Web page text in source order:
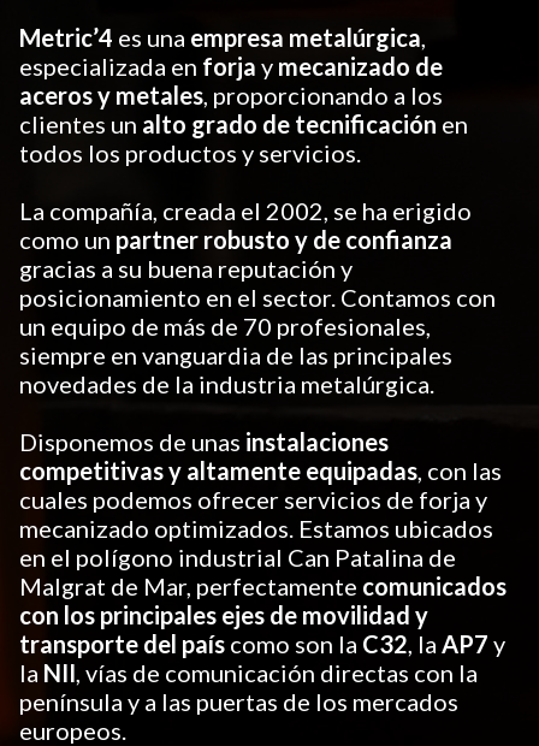
Metric’4 es una empresa metalúrgica,
especializada en forja y mecanizado de
aceros y metales, proporcionando a los
clientes un alto grado de tecnificación en
todos los productos y servicios.
La compañía, creada el 2002, se ha erigido
como un partner robusto y de confianza
gracias a su buena reputación y
posicionamiento en el sector. Contamos con
un equipo de más de 70 profesionales,
siempre en vanguardia de las principales
novedades de la industria metalúrgica.
Disponemos de unas instalaciones
competitivas y altamente equipadas, con las
cuales podemos ofrecer servicios de forja y
mecanizado optimizados. Estamos ubicados
en el polígono industrial Can Patalina de
Malgrat de Mar, perfectamente comunicados
con los principales ejes de movilidad y
transporte del país como son la C32, la AP7 y
la NII, vías de comunicación directas con la
península y a las puertas de los mercados
europeos.